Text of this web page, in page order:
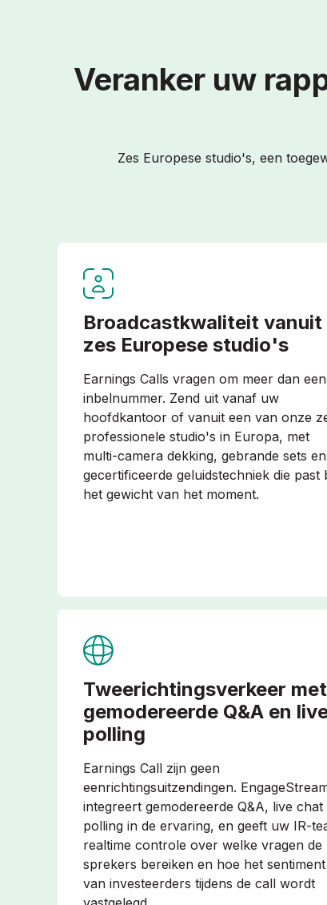
Veranker uw
Zes Europese studio's, een
Broadcastkwaliteit vanuit
zes Europese studio's
Earnings Calls vragen om meer dan een
inbelnummer. Zend uit vanaf uw
hoofdkantoor of vanuit een van onze
professionele studio's in Europa, met
multi-camera dekking, gebrande sets en
gecertificeerde geluidstechniek die past
het gewicht van het moment.
Tweerichtingsverkeer met
gemodereerde Q&A en
polling
Earnings Call zijn geen
eenrichtingsuitzendingen.
integreert gemodereerde Q&A, live chat
polling in de ervaring, en geeft uw IR-
realtime controle over welke vragen de
sprekers bereiken en hoe het sentiment
van investeerders tijdens de call wordt